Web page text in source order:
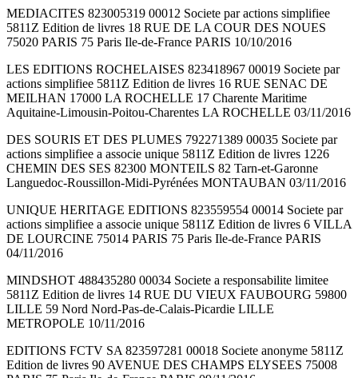
MEDIACITES 823005319 00012 Societe par actions simplifiee
5811Z Edition de livres 18 RUE DE LA COUR DES NOUES
75020 PARIS 75 Paris Ile-de-France PARIS 10/10/2016
LES EDITIONS ROCHELAISES 823418967 00019 Societe par
actions simplifiee 5811Z Edition de livres 16 RUE SENAC DE
MEILHAN 17000 LA ROCHELLE 17 Charente Maritime
Aquitaine-Limousin-Poitou-Charentes LA ROCHELLE 03/11/2016
DES SOURIS ET DES PLUMES 792271389 00035 Societe par
actions simplifiee a associe unique 5811Z Edition de livres 1226
CHEMIN DES SES 82300 MONTEILS 82 Tarn-et-Garonne
Languedoc-Roussillon-Midi-Pyrénées MONTAUBAN 03/11/2016
UNIQUE HERITAGE EDITIONS 823559554 00014 Societe par
actions simplifiee a associe unique 5811Z Edition de livres 6 VILLA
DE LOURCINE 75014 PARIS 75 Paris Ile-de-France PARIS
04/11/2016
MINDSHOT 488435280 00034 Societe a responsabilite limitee
5811Z Edition de livres 14 RUE DU VIEUX FAUBOURG 59800
LILLE 59 Nord Nord-Pas-de-Calais-Picardie LILLE
METROPOLE 10/11/2016
EDITIONS FCTV SA 823597281 00018 Societe anonyme 5811Z
Edition de livres 90 AVENUE DES CHAMPS ELYSEES 75008